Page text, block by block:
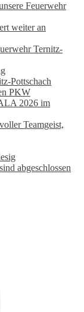
Feuerwehr
weiter an
Ternitz-
Pottschach
PKW
2026 im
Teamgeist,
abgeschlossen